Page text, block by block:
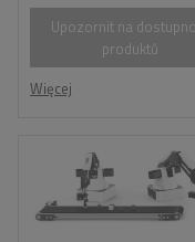
Upozornit na
produktů
Więcej